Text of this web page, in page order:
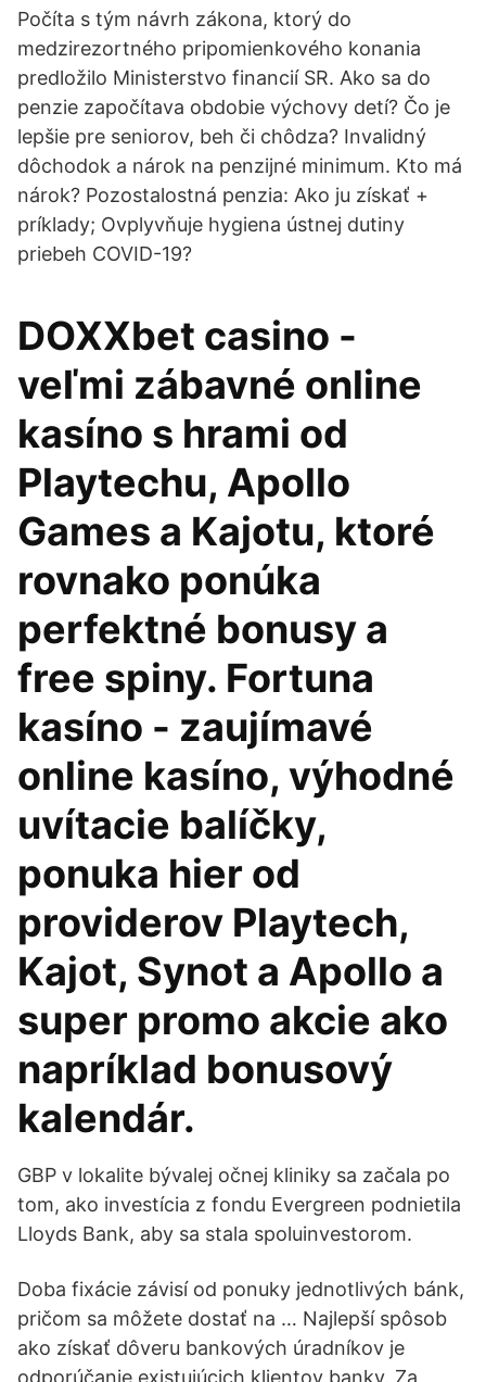
Počíta s tým návrh zákona, ktorý do
medzirezortného pripomienkového konania
predložilo Ministerstvo financií SR. Ako sa do
penzie započítava obdobie výchovy detí? Čo je
lepšie pre seniorov, beh či chôdza? Invalidný
dôchodok a nárok na penzijné minimum. Kto má
nárok? Pozostalostná penzia: Ako ju získať +
príklady; Ovplyvňuje hygiena ústnej dutiny
priebeh COVID-19?
DOXXbet casino -
veľmi zábavné online
kasíno s hrami od
Playtechu, Apollo
Games a Kajotu, ktoré
rovnako ponúka
perfektné bonusy a
free spiny. Fortuna
kasíno - zaujímavé
online kasíno, výhodné
uvítacie balíčky,
ponuka hier od
providerov Playtech,
Kajot, Synot a Apollo a
super promo akcie ako
napríklad bonusový
kalendár.
GBP v lokalite bývalej očnej kliniky sa začala po
tom, ako investícia z fondu Evergreen podnietila
Lloyds Bank, aby sa stala spoluinvestorom.
Doba fixácie závisí od ponuky jednotlivých bánk,
pričom sa môžete dostať na … Najlepší spôsob
ako získať dôveru bankových úradníkov je
odporúčanie existujúcich klientov banky. Za